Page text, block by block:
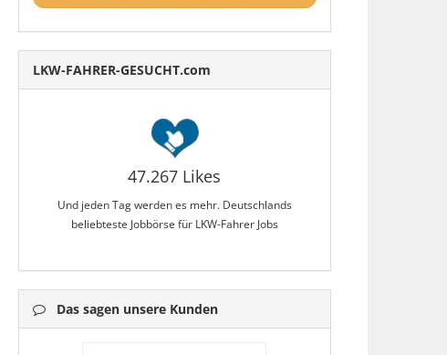
LKW-FAHRER-GESUCHT.com
47.267 Likes
Und jeden Tag werden es mehr. Deutschlands
beliebteste Jobbörse für LKW-Fahrer Jobs
Das sagen unsere Kunden